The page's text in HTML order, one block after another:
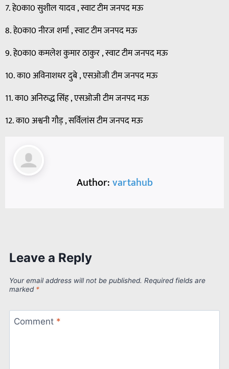
7. हे0का0 सुशील यादव , स्वाट टीम जनपद मऊ
8. हे0का0 नीरज शर्मा , स्वाट टीम जनपद मऊ
9. हे0का0 कमलेश कुमार ठाकुर , स्वाट टीम जनपद मऊ
10. का0 अविनाशधर दुबे , एसओजी टीम जनपद मऊ
11. का0 अनिरुद्ध सिंह , एसओजी टीम जनपद मऊ
12. का0 अश्वनी गौड़ , सर्विलांस टीम जनपद मऊ
Author:vartahub
Leave a Reply
Your email address will not be published. Required fields are
marked *
Comment *